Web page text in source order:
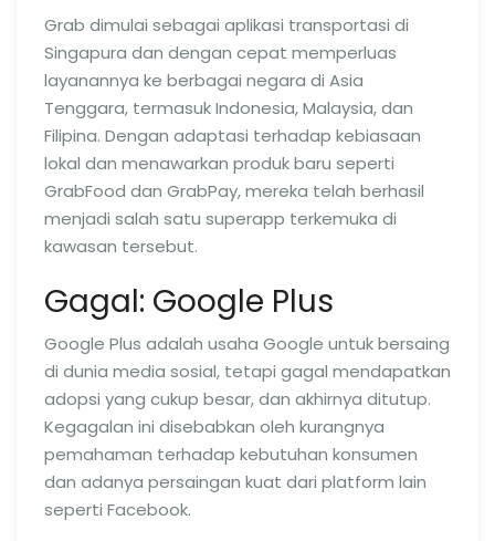
Grab dimulai sebagai aplikasi transportasi di
Singapura dan dengan cepat memperluas
layanannya ke berbagai negara di Asia
Tenggara, termasuk Indonesia, Malaysia, dan
Filipina. Dengan adaptasi terhadap kebiasaan
lokal dan menawarkan produk baru seperti
GrabFood dan GrabPay, mereka telah berhasil
menjadi salah satu superapp terkemuka di
kawasan tersebut.
Gagal: Google Plus
Google Plus adalah usaha Google untuk bersaing
di dunia media sosial, tetapi gagal mendapatkan
adopsi yang cukup besar, dan akhirnya ditutup.
Kegagalan ini disebabkan oleh kurangnya
pemahaman terhadap kebutuhan konsumen
dan adanya persaingan kuat dari platform lain
seperti Facebook.